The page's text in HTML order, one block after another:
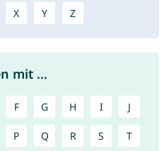
X Y Z
mit ...
F G H I J
P Q R S T